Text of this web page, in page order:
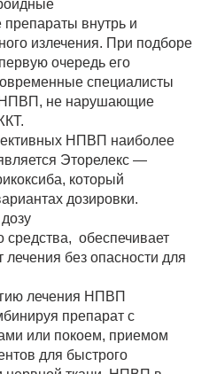
внутрь и
излечения. При подборе
очередь его
специалисты
НПВП, не нарушающие
НПВП наиболее
Эторелекс —
который
дозировки.
средства, обеспечивает
без опасности для
лечения НПВП
препарат с
или покоем, приемом
для быстрого